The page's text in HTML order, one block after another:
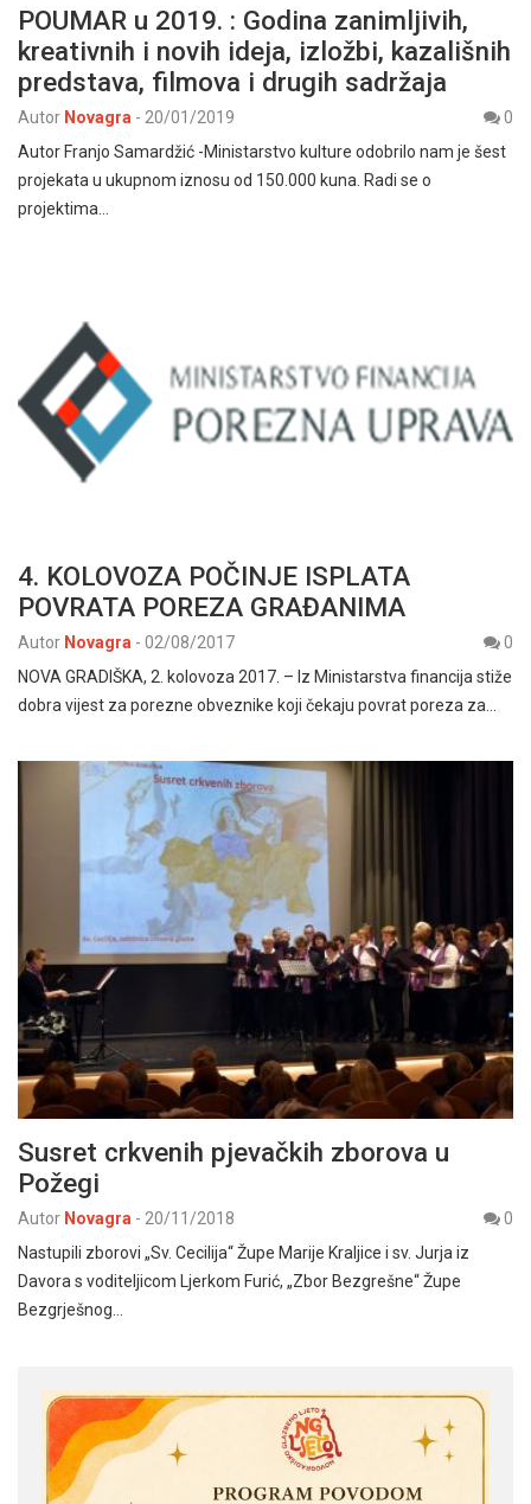
POUMAR u 2019. : Godina zanimljivih,
kreativnih i novih ideja, izložbi, kazališnih
predstava, filmova i drugih sadržaja
Autor Novagra - 20/01/2019
0
Autor Franjo Samardžić -Ministarstvo kulture odobrilo nam je šest
projekata u ukupnom iznosu od 150.000 kuna. Radi se o
projektima…
4. KOLOVOZA POČINJE ISPLATA
POVRATA POREZA GRAĐANIMA
Autor Novagra - 02/08/2017
0
NOVA GRADIŠKA, 2. kolovoza 2017. – Iz Ministarstva financija stiže
dobra vijest za porezne obveznike koji čekaju povrat poreza za…
Susret crkvenih pjevačkih zborova u
Požegi
Autor Novagra - 20/11/2018
0
Nastupili zborovi „Sv. Cecilija“ Župe Marije Kraljice i sv. Jurja iz
Davora s voditeljicom Ljerkom Furić, „Zbor Bezgrešne“ Župe
Bezgrješnog…